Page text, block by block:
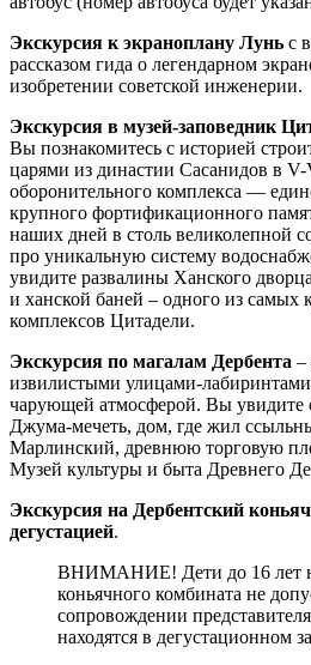
Экскурсия к экраноплану Лунь с
рассказом гида о легендарном
изобретении советской инженерии.
Экскурсия в музей-заповедник
Вы познакомитесь с историей
царями из династии Сасанидов в
оборонительного комплекса —
крупного фортификационного
наших дней в столь великолепной
про уникальную систему
увидите развалины Ханского
и ханской баней – одного из самых
комплексов Цитадели.
Экскурсия по магалам Дербента –
извилистыми улицами-
чарующей атмосферой. Вы увидите
Джума-мечеть, дом, где жил
Марлинский, древнюю торговую
Музей культуры и быта Древнего
Экскурсия на Дербентский
дегустацией.
ВНИМАНИЕ! Дети до 16 лет
коньячного комбината не
сопровождении
находятся в дегустационном